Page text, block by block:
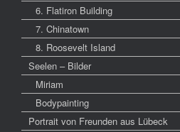
6. Flatiron Building
7. Chinatown
8. Roosevelt Island
Seelen – Bilder
Miriam
Bodypainting
Portrait von Freunden aus Lübeck